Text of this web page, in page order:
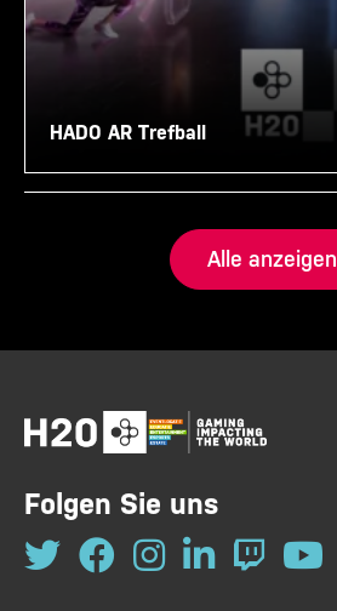
HADO AR Trefball
Alle anzeigen
Folgen Sie uns